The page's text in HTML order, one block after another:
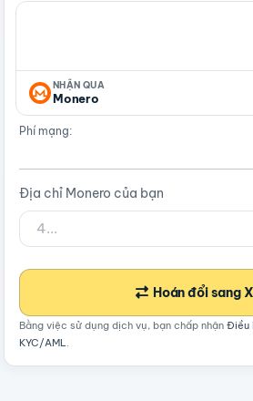
NHẬN QUA
Monero
Phí mạng:
Địa chỉ Monero của bạn
Hoán đổi sang
Bằng việc sử dụng dịch vụ, bạn chấp nhận Điều
KYC/AML.